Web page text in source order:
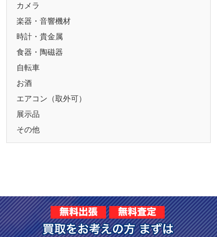
カメラ
楽器・音響機材
時計・貴金属
食器・陶磁器
自転車
お酒
エアコン（取外可）
展示品
その他